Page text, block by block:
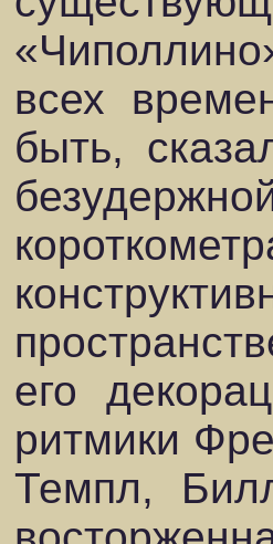
всех
быть,
его
ритмики
Темпл,